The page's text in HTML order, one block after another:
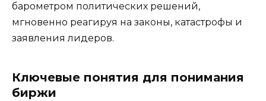
барометром политических решений,
мгновенно реагируя на законы, катастрофы и
заявления лидеров.
Ключевые понятия для понимания
биржи